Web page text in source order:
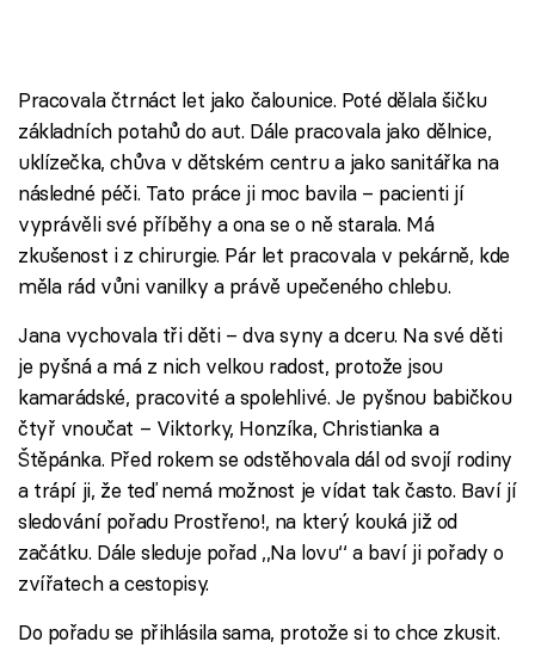
Pracovala čtrnáct let jako čalounice. Poté dělala šičku
základních potahů do aut. Dále pracovala jako dělnice,
uklízečka, chůva v dětském centru a jako sanitářka na
následné péči. Tato práce ji moc bavila – pacienti jí
vyprávěli své příběhy a ona se o ně starala. Má
zkušenost i z chirurgie. Pár let pracovala v pekárně, kde
měla rád vůni vanilky a právě upečeného chlebu.
Jana vychovala tři děti – dva syny a dceru. Na své děti
je pyšná a má z nich velkou radost, protože jsou
kamarádské, pracovité a spolehlivé. Je pyšnou babičkou
čtyř vnoučat – Viktorky, Honzíka, Christianka a
Štěpánka. Před rokem se odstěhovala dál od svojí rodiny
a trápí ji, že teď nemá možnost je vídat tak často. Baví jí
sledování pořadu Prostřeno!, na který kouká již od
začátku. Dále sleduje pořad ,,Na lovu‘‘ a baví ji pořady o
zvířatech a cestopisy.
Do pořadu se přihlásila sama, protože si to chce zkusit.